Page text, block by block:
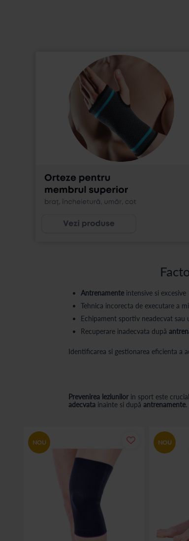
Antrenamenteintensive si excesive
Tehnica incorecta de executare a
Echipament sportiv neadecvat sau
Recuperare inadecvata după
Identificarea si gestionarea eficienta a
Prevenirea leziunilorin sport este
adecvatainainte si după antrenamente.
NOU NOU